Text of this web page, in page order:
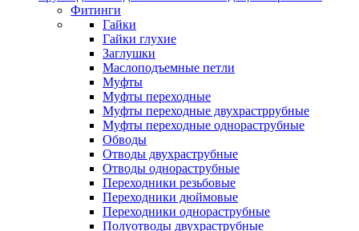
Фитинги
Гайки
Гайки глухие
Заглушки
Маслоподъемные петли
Муфты
Муфты переходные
Муфты переходные двухрастррубные
Муфты переходные однораструбные
Обводы
Отводы двухраструбные
Отводы однораструбные
Переходники резьбовые
Переходники дюймовые
Переходники однораструбные
Полуотводы двухраструбные